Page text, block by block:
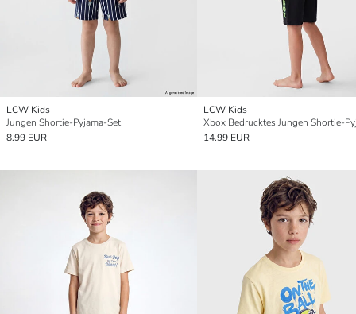
LCW Kids
Jungen Shortie-Pyjama-Set
8.99 EUR
LCW Kids
14.99 EUR